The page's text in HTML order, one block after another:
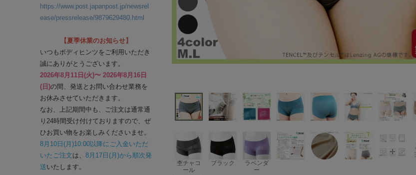
https://www.post.japanpost.jp/newsrel
ease/pressrelease/9879629480.html
【夏季休業のお知らせ】
いつもボディヒンツをご利用いただき
誠にありがとうございます。
2026年8月11日(火)〜 2026年8月16日
(日)の間、発送とお問い合わせ業務を
お休みさせていただきます。
なお、上記期間中も、ご注文は通常通
り24時間受け付けておりますので、ぜ
ひお買い物をお楽しみくださいませ。
8月10日(月)10:00以降にご入金いただ
いたご注文は、 8月17日(月)から順次発
送いたします。
杢チャコ
ール
ブラック
ラベンダ
ー